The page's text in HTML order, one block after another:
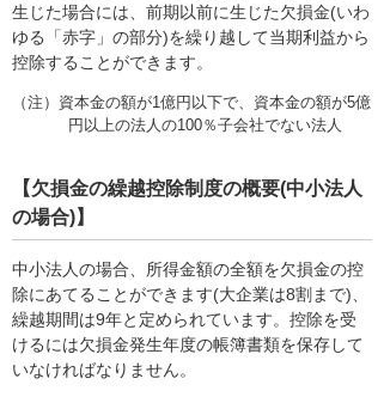
生じた場合には、前期以前に生じた欠損金(いわ
ゆる「赤字」の部分)を繰り越して当期利益から
控除することができます。
（注）資本金の額が1億円以下で、資本金の額が5億
円以上の法人の100％子会社でない法人
【欠損金の繰越控除制度の概要(中小法人
の場合)】
中小法人の場合、所得金額の全額を欠損金の控
除にあてることができます(大企業は8割まで)、
繰越期間は9年と定められています。控除を受
けるには欠損金発生年度の帳簿書類を保存して
いなければなりません。